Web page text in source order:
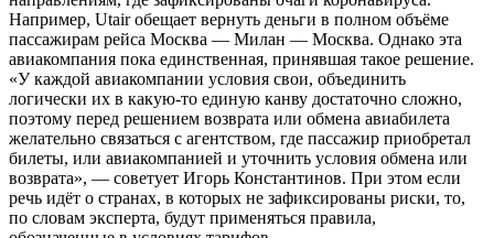
Например, Utair обещает вернуть деньги в полном объёме
пассажирам рейса Москва — Милан — Москва. Однако эта
авиакомпания пока единственная, принявшая такое решение.
«У каждой авиакомпании условия свои, объединить
логически их в какую-то единую канву достаточно сложно,
поэтому перед решением возврата или обмена авиабилета
желательно связаться с агентством, где пассажир приобретал
билеты, или авиакомпанией и уточнить условия обмена или
возврата», — советует Игорь Константинов. При этом если
речь идёт о странах, в которых не зафиксированы риски, то,
по словам эксперта, будут применяться правила,